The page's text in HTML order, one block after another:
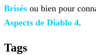
Brisés ou bien pour
Aspects de Diablo 4.
Tags